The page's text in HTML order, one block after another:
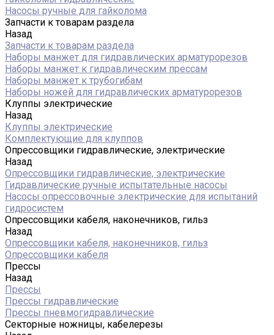
Насосы ручные для гайколома
Запчасти к товарам раздела
Назад
Запчасти к товарам раздела
Наборы манжет для гидравлических арматурорезов
Наборы манжет к гидравлическим прессам
Наборы манжет к трубогибам
Наборы ножей для гидравлических арматурорезов
Клуппы электрические
Назад
Клуппы электрические
Комплектующие для клуппов
Опрессовщики гидравлические, электрические
Назад
Опрессовщики гидравлические, электрические
Гидравлические ручные испытательные насосы
Насосы опрессовочные электрические для испытаний
гидросистем
Опрессовщики кабеля, наконечников, гильз
Назад
Опрессовщики кабеля, наконечников, гильз
Опрессовщики кабеля
Прессы
Назад
Прессы
Прессы гидравлические
Прессы пневмогидравлические
Секторные ножницы, кабелерезы